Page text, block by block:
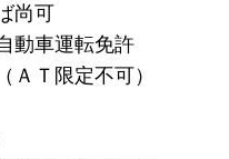
尚可
動車運転免許
ＡＴ限定不可）